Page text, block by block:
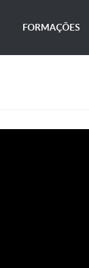
FORMAÇÕES